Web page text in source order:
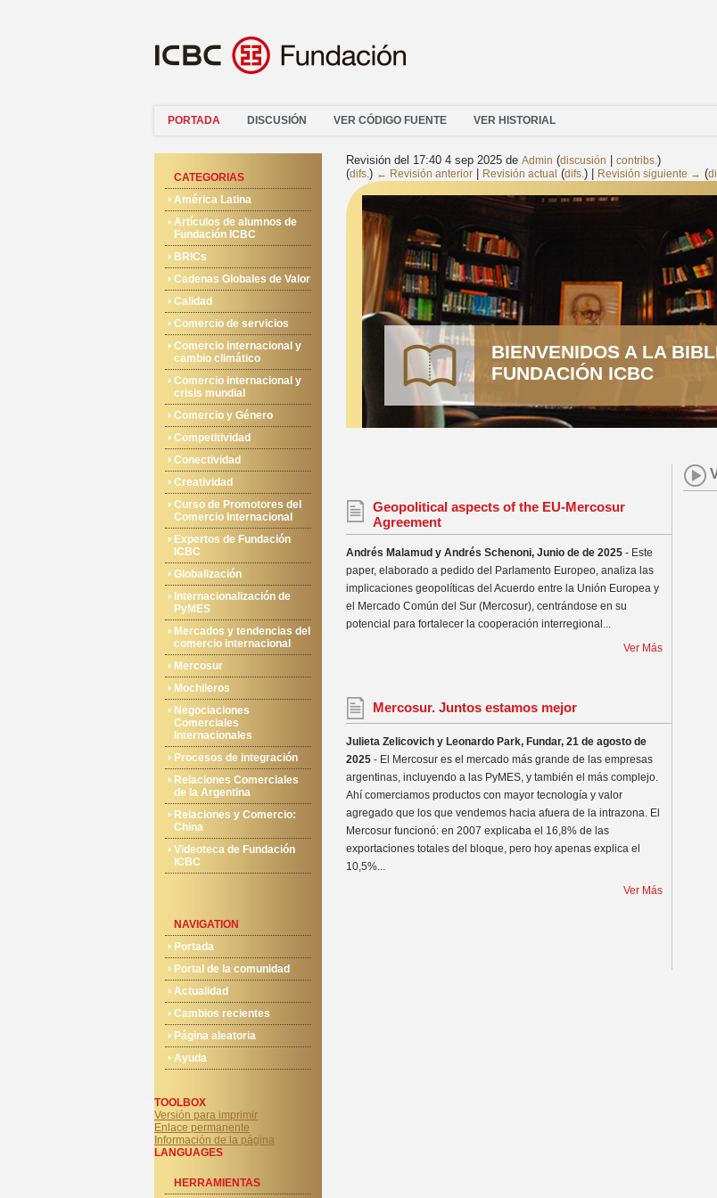
PORTADA DISCUSIÓN VER CÓDIGO FUENTE VER HISTORIAL
CATEGORIAS
América Latina
Artículos de alumnos de
Fundación ICBC
BRICs
Cadenas Globales de Valor
Calidad
Comercio de servicios
Comercio internacional y
cambio climático
Comercio internacional y
crisis mundial
Comercio y Género
Competitividad
Conectividad
Creatividad
Curso de Promotores del
Comercio Internacional
Expertos de Fundación
ICBC
Globalización
Internacionalización de
PyMES
Mercados y tendencias del
comercio internacional
Mercosur
Mochileros
Negociaciones
Comerciales
Internacionales
Procesos de integración
Relaciones Comerciales
de la Argentina
Relaciones y Comercio:
China
Videoteca de Fundación
ICBC
NAVIGATION
Portada
Portal de la comunidad
Actualidad
Cambios recientes
Página aleatoria
Ayuda
TOOLBOX
Versión para imprimir
Enlace permanente
Información de la página
LANGUAGES
HERRAMIENTAS
Revisión del 17:40 4 sep 2025 de Admin (discusión contribs.)
(difs.) ← Revisión anterior Revisión actual (difs.) | Revisión siguiente → (
BIENVENIDOS A LA
FUNDACIÓN ICBC
Geopolitical aspects of the EU-Mercosur
Agreement
Andrés Malamud y Andrés Schenoni, Junio de de 2025 - Este
paper, elaborado a pedido del Parlamento Europeo, analiza las
implicaciones geopolíticas del Acuerdo entre la Unión Europea y
el Mercado Común del Sur (Mercosur), centrándose en su
potencial para fortalecer la cooperación interregional...
Ver Más
Mercosur. Juntos estamos mejor
Julieta Zelicovich y Leonardo Park, Fundar, 21 de agosto de
2025 - El Mercosur es el mercado más grande de las empresas
argentinas, incluyendo a las PyMES, y también el más complejo.
Ahí comerciamos productos con mayor tecnología y valor
agregado que los que vendemos hacia afuera de la intrazona. El
Mercosur funcionó: en 2007 explicaba el 16,8% de las
exportaciones totales del bloque, pero hoy apenas explica el
10,5%...
Ver Más